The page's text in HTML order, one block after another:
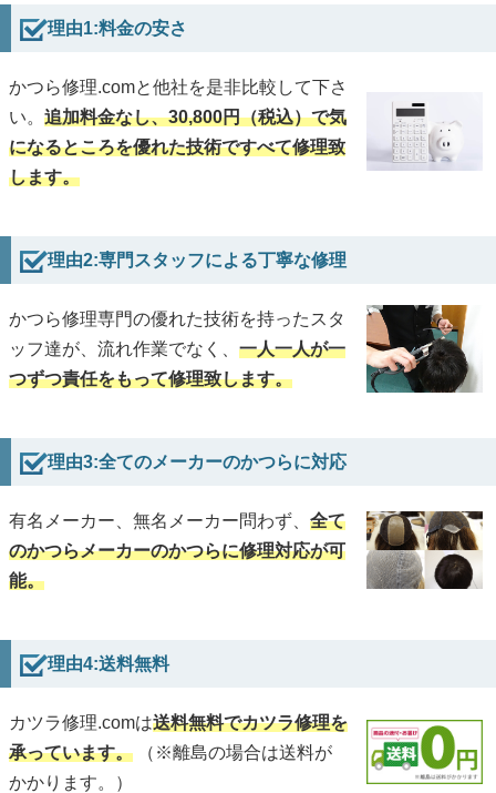
理由1:料金の安さ
かつら修理.comと他社を是非比較して下さ
い。 追加料金なし、30,800円（税込）で気
になるところを優れた技術ですべて修理致
します。
理由2:専門スタッフによる丁寧な修理
かつら修理専門の優れた技術を持ったスタ
ッフ達が、流れ作業でなく、 一人一人が一
つずつ責任をもって修理致します。
理由3:全てのメーカーのかつらに対応
有名メーカー、無名メーカー問わず、 全て
のかつらメーカーのかつらに修理対応が可
能。
理由4:送料無料
カツラ修理.comは送料無料でカツラ修理を
承っています。 （※離島の場合は送料が
かかります。）